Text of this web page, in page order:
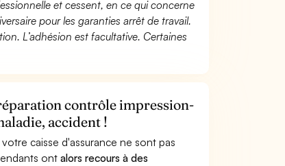
et cessent, en ce qui concerne
pour les garanties arrêt de travail.
L’adhésion est facultative. Certaines
contrôle impression-
accident !
caisse d'assurance ne sont pas
ontalors recours à des